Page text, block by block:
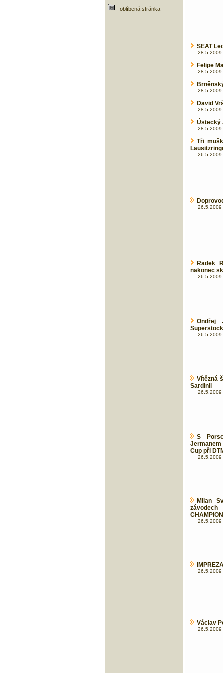
oblíbená stránka
SEAT
28.5.2009
Felipe
28.5.2009
28.5.2009
David
28.5.2009
Ústecký
28.5.2009
Tři
26.5.2009
26.5.2009
Radek
nakonec
26.5.2009
Ondřej
26.5.2009
Vítězná
Sardinii
26.5.2009
S
Cup při
26.5.2009
Milan
26.5.2009
26.5.2009
Václav
26.5.2009